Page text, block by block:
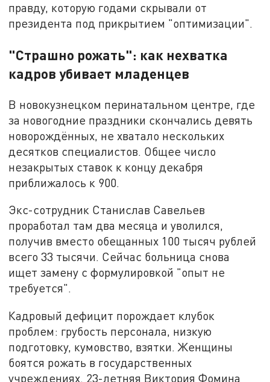
правду, которую годами скрывали от
президента под прикрытием "оптимизации".
"Страшно рожать": как нехватка
кадров убивает младенцев
В новокузнецком перинатальном центре, где
за новогодние праздники скончались девять
новорождённых, не хватало нескольких
десятков специалистов. Общее число
незакрытых ставок к концу декабря
приближалось к 900.
Экс-сотрудник Станислав Савельев
проработал там два месяца и уволился,
получив вместо обещанных 100 тысяч рублей
всего 33 тысячи. Сейчас больница снова
ищет замену с формулировкой "опыт не
требуется".
Кадровый дефицит порождает клубок
проблем: грубость персонала, низкую
подготовку, кумовство, взятки. Женщины
боятся рожать в государственных
учреждениях. 23-летняя Виктория Фомина